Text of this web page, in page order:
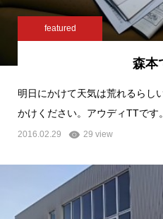
featured
森本
明日にかけて天気は荒れるらし
かけください。アウディTTで
2016.02.29 29 view